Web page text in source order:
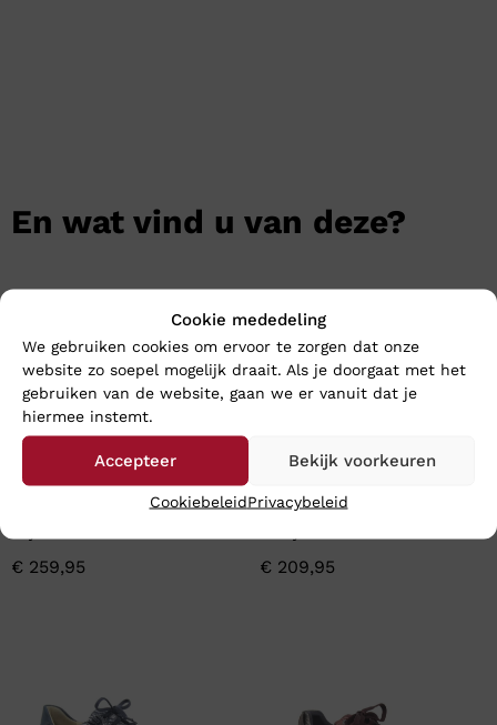
Cookie mededeling
We gebruiken cookies om ervoor te zorgen dat onze
website zo soepel mogelijk draait. Als je doorgaat met het
gebruiken van de website, gaan we er vanuit dat je
hiermee instemt.
Accepteer Bekijk voorkeuren
CookiebeleidPrivacybeleid
En wat vind u van deze?
Meindl CARACAS GTX –
€ 259,95
Meindl LITE TRAIL LADY GTX
€ 209,95